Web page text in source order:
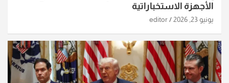
الأجهزة الاستخباراتية
يونيو 23, 2026 editor